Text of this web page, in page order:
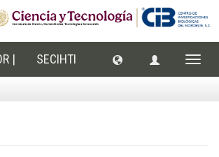
| SECIHTI